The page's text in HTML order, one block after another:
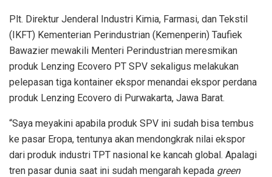
Plt. Direktur Jenderal Industri Kimia, Farmasi, dan Tekstil
(IKFT) Kementerian Perindustrian (Kemenperin) Taufiek
Bawazier mewakili Menteri Perindustrian meresmikan
produk Lenzing Ecovero PT SPV sekaligus melakukan
pelepasan tiga kontainer ekspor menandai ekspor perdana
produk Lenzing Ecovero di Purwakarta, Jawa Barat.
“Saya meyakini apabila produk SPV ini sudah bisa tembus
ke pasar Eropa, tentunya akan mendongkrak nilai ekspor
dari produk industri TPT nasional ke kancah global. Apalagi
tren pasar dunia saat ini sudah mengarah kepada green